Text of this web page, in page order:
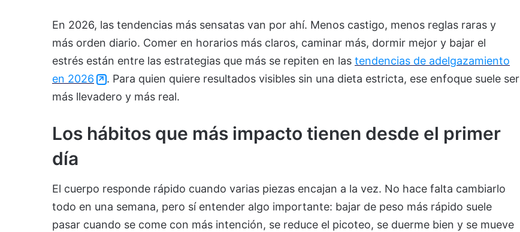
En 2026, las tendencias más sensatas van por ahí. Menos castigo, menos reglas raras y
más orden diario. Comer en horarios más claros, caminar más, dormir mejor y bajar el
estrés están entre las estrategias que más se repiten en las tendencias de adelgazamiento
en 2026
. Para quien quiere resultados visibles sin una dieta estricta, ese enfoque suele ser
más llevadero y más real.
Los hábitos que más impacto tienen desde el primer
día
El cuerpo responde rápido cuando varias piezas encajan a la vez. No hace falta cambiarlo
todo en una semana, pero sí entender algo importante: bajar de peso más rápido suele
pasar cuando se come con más intención, se reduce el picoteo, se duerme bien y se mueve